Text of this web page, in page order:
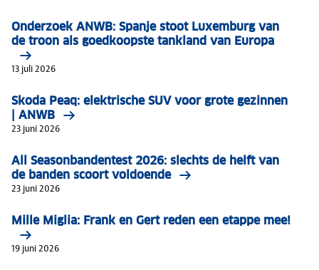
Onderzoek ANWB: Spanje stoot Luxemburg van
de troon als goedkoopste tankland van Europa
13 juli 2026
Skoda Peaq: elektrische SUV voor grote gezinnen
| ANWB
23 juni 2026
All Seasonbandentest 2026: slechts de helft van
de banden scoort voldoende
23 juni 2026
Mille Miglia: Frank en Gert reden een etappe mee!
19 juni 2026